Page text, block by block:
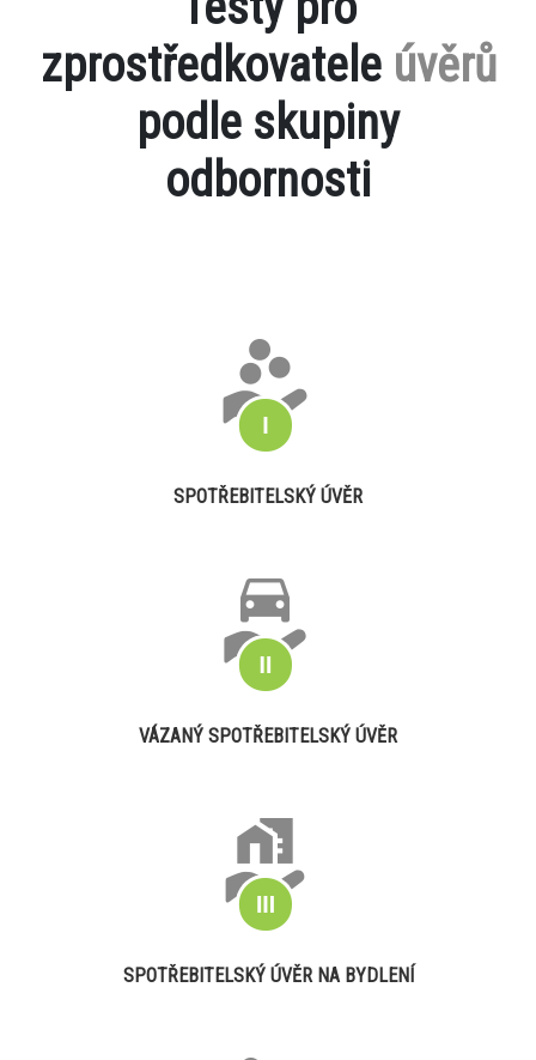
zprostředkovatele úvěrů
podle skupiny
odbornosti
SPOTŘEBITELSKÝ ÚVĚR
VÁZANÝ SPOTŘEBITELSKÝ ÚVĚR
SPOTŘEBITELSKÝ ÚVĚR NA BYDLENÍ